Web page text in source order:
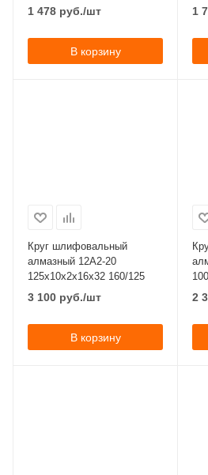
1 478 руб./шт
В корзину
1
Круг шлифовальный
алмазный 12А2-20
125x10x2x16х32 160/125
3 100 руб./шт
В корзину
2